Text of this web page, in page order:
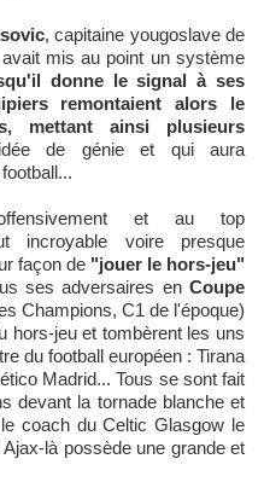
, capitaine yougoslave de
mis au point un système
donne le signal à ses
remontaient alors le
mettant ainsi plusieurs
de génie et qui aura
offensivement et au top
incroyable voire presque
façon de "jouer le hors-jeu"
ses adversaires en Coupe
Champions, C1 de l'époque)
hors-jeu et tombèrent les uns
du football européen : Tirana
Madrid... Tous se sont fait
devant la tornade blanche et
coach du Celtic Glasgow le
là possède une grande et